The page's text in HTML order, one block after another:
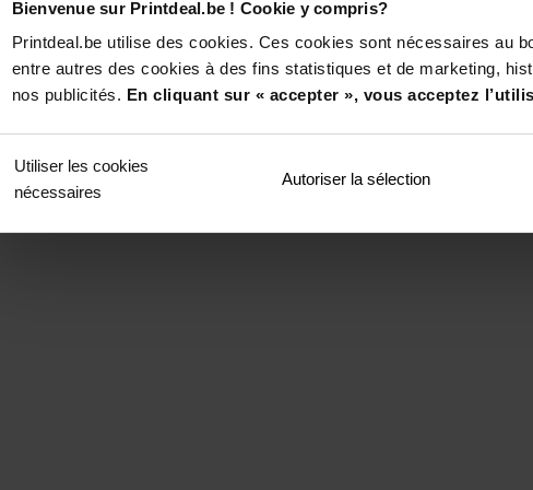
Bienvenue sur Printdeal.be ! Cookie y compris?
Printdeal.be utilise des cookies. Ces cookies sont nécessaires au
entre autres des cookies à des fins statistiques et de marketing,
nos publicités. En cliquant sur « accepter », vous acceptez
Utiliser les cookies
nécessaires
Autoriser la sélection